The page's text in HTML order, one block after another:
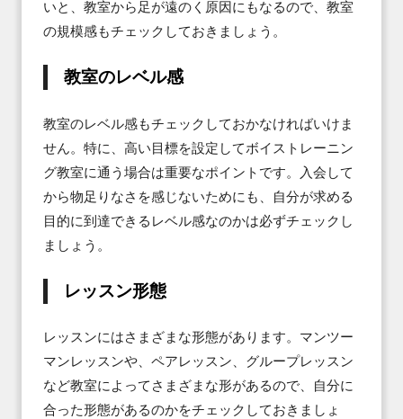
いと、教室から足が遠のく原因にもなるので、教室
の規模感もチェックしておきましょう。
教室のレベル感
教室のレベル感もチェックしておかなければいけま
せん。特に、高い目標を設定してボイストレーニン
グ教室に通う場合は重要なポイントです。入会して
から物足りなさを感じないためにも、自分が求める
目的に到達できるレベル感なのかは必ずチェックし
ましょう。
レッスン形態
レッスンにはさまざまな形態があります。マンツー
マンレッスンや、ペアレッスン、グループレッスン
など教室によってさまざまな形があるので、自分に
合った形態があるのかをチェックしておきましょ